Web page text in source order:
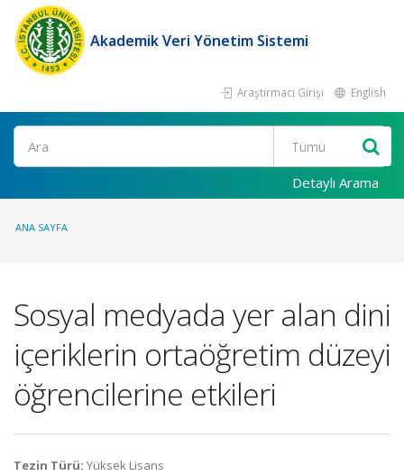
Akademik Veri Yönetim Sistemi
Araştırmacı Girişi English
Ara
Detaylı Arama
ANA SAYFA
Sosyal medyada yer alan dini
içeriklerin ortaöğretim düzeyi
öğrencilerine etkileri
Tezin Türü: Yüksek Lisans